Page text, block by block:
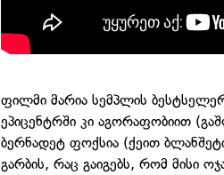
ფილმი მარია სემპლის
ეპიცენტრში კი აგორაფობიით
ბერნადეტ ფოქსია (ქეით
გარბის, რაც გაიგებს, რომ მისი